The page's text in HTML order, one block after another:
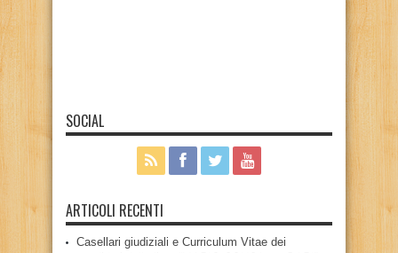
SOCIAL
ARTICOLI RECENTI
Casellari giudiziali e Curriculum Vitae dei